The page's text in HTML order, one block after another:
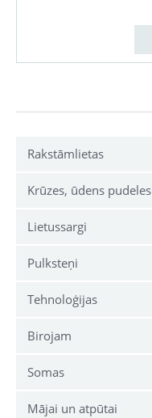
Rakstāmlietas
Krūzes, ūdens pudeles
Lietussargi
Pulksteņi
Tehnoloģijas
Birojam
Somas
Mājai un atpūtai